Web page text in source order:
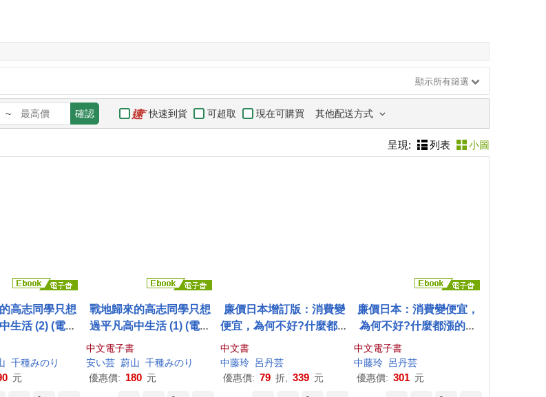
顯示所有篩選
~ 確認 快速到貨 可超取 現在可購買 其他配送方式
呈現: 列表 小圖
高志同學只想
生活 (2) (電子
千種みのり
元
戰地歸來的高志同學只想
過平凡高中生活 (1) (電子
中文電子書
安い芸 蔚山 千種みのり
優惠價: 180 元
廉價日本增訂版：消費變
便宜，為何不好?什麼都漲
的時代?為什麼只有薪水不
漲?
中文書
中藤玲 呂丹芸
優惠價: 79 折, 339 元
廉價日本：消費變便宜，
為何不好?什麼都漲的時
代?為什麼只有薪水不漲?
(電子書)
中文電子書
中藤玲 呂丹芸
優惠價: 301 元